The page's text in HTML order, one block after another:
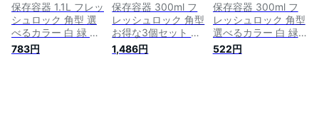
保存容器 1.1L フレッ
シュロック 角型 選
べるカラー 白 緑 茶
（ キッチン収納 キ
ャニスター 調味料入
783円
保存容器 300ml フ
レッシュロック 角型
お得な3個セット 選
べるカラー 白 緑 茶
（ キッチン収納 キ
1,486円
保存容器 300ml フ
レッシュロック 角型
選べるカラー 白 緑
茶 （ キッチン収納
キャニスター 調味料
522円